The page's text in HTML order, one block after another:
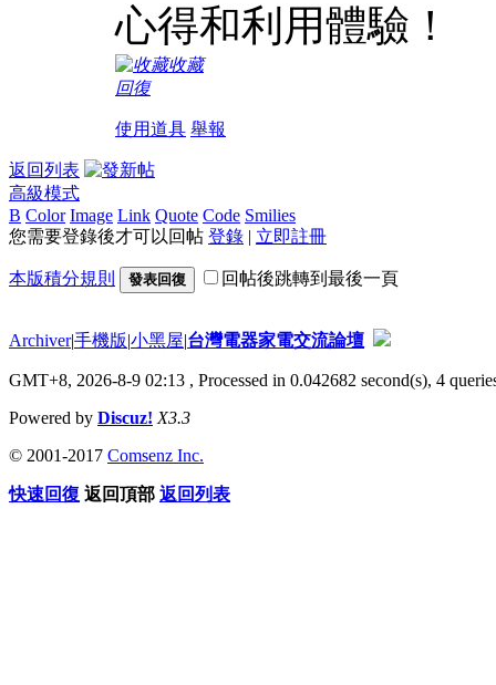
心得和利用體驗！
收藏
回復
使用道具 舉報
返回列表
高級模式
B Color Image Link Quote Code Smilies
您需要登錄後才可以回帖 登錄 | 立即註冊
本版積分規則 發表回復 回帖後跳轉到最後一頁
Archiver|手機版|小黑屋|台灣電器家電交流論壇
GMT+8, 2026-8-9 02:13 , Processed in 0.042682 second(s), 4
Powered by Discuz! X3.3
© 2001-2017 Comsenz Inc.
快速回復 返回頂部 返回列表